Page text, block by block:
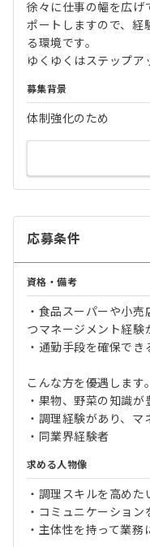
徐々に仕事の幅を広げ
ポートしますので、経
る環境です。
ゆくゆくはステップア
募集背景
体制強化のため
応募条件
資格・備考
・食品スーパーや小
つマネージメント経験
・通勤手段を確保でき
こんな方を優遇します。
・果物、野菜の知識が
・調理経験があり、
・同業界経験者
求める人物像
・調理スキルを高めた
・コミュニケーショ
・主体性を持って業務